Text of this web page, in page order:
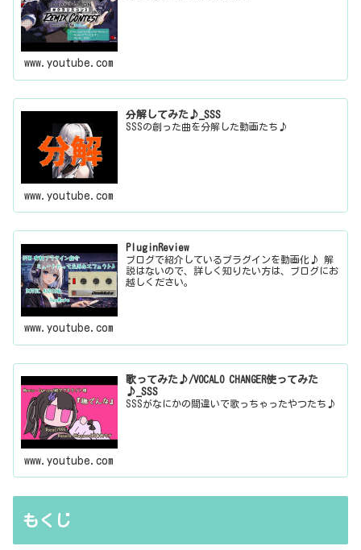
www.youtube.com
分解してみた♪_SSS
SSSの創った曲を分解した動画たち♪
www.youtube.com
PluginReview
ブログで紹介しているプラグインを動画化♪ 解
説はないので、詳しく知りたい方は、ブログにお
越しください。
www.youtube.com
歌ってみた♪/VOCALO CHANGER使ってみた
♪_SSS
SSSがなにかの間違いで歌っちゃったやつたち♪
www.youtube.com
もくじ